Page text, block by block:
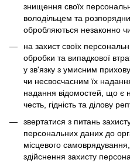
знищення своїх
володільцем та
обробляються незаконно
на захист своїх
обробки та випадкової
у зв'язку з умисним
чи несвоєчасним їх
надання відомостей, що є
честь, гідність та ділову
звертатися з питань
персональних даних до
місцевого
здійснення захисту